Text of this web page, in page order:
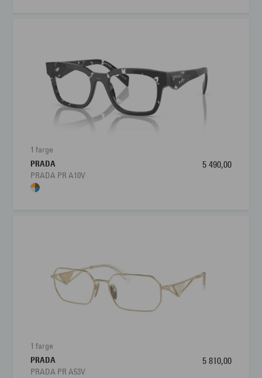
1 farge
PRADA
PRADA PR A10V
5 490,00
1 farge
PRADA
PRADA PR A53V
5 810,00